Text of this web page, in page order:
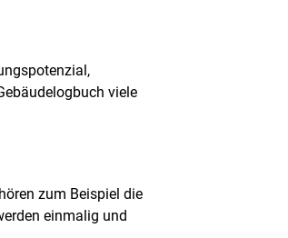
viele
zum Beispiel die
einmalig und